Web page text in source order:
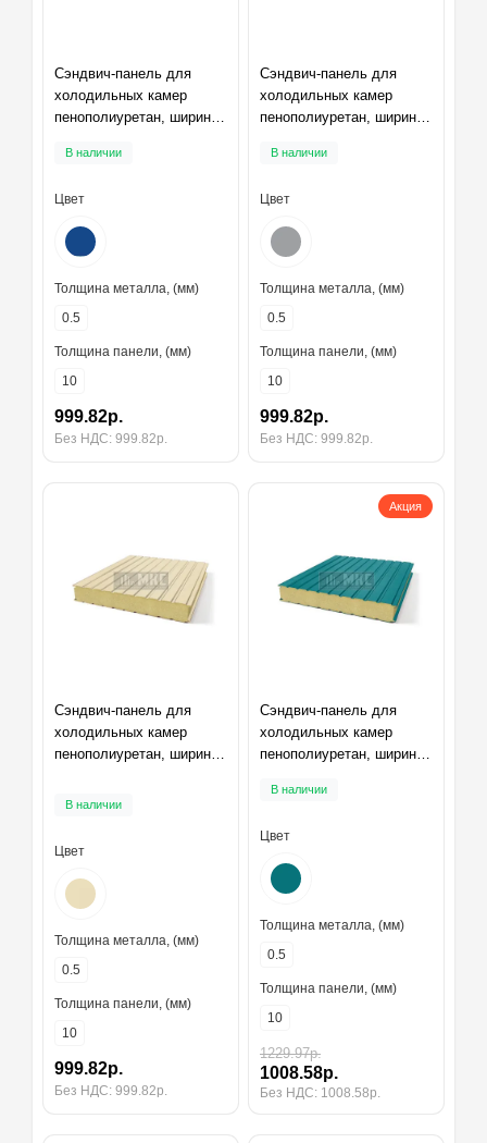
Сэндвич-панель для
холодильных камер
пенополиуретан, ширина
RAL5005
В наличии
Цвет
Толщина металла, (мм)
0.5
Толщина панели, (мм)
10
999.82р.
Без НДС: 999.82р.
Сэндвич-панель для
холодильных камер
пенополиуретан, ширина
RAL7004
В наличии
Цвет
Толщина металла, (мм)
0.5
Толщина панели, (мм)
10
999.82р.
Без НДС: 999.82р.
Сэндвич-панель для
холодильных камер
пенополиуретан, ширина
RAL1015
В наличии
Цвет
Толщина металла, (мм)
0.5
Толщина панели, (мм)
10
999.82р.
Без НДС: 999.82р.
Акция
Сэндвич-панель для
холодильных камер
пенополиуретан, ширина
RAL5021
В наличии
Цвет
Толщина металла, (мм)
0.5
Толщина панели, (мм)
10
1229.97р.
1008.58р.
Без НДС: 1008.58р.